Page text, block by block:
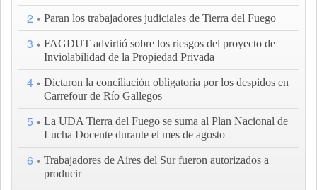
2 Paran los trabajadores judiciales de Tierra del Fuego
3
FAGDUT advirtió sobre los riesgos del proyecto de
Inviolabilidad de la Propiedad Privada
4
Dictaron la conciliación obligatoria por los despidos en
Carrefour de Río Gallegos
5
La UDA Tierra del Fuego se suma al Plan Nacional de
Lucha Docente durante el mes de agosto
6
Trabajadores de Aires del Sur fueron autorizados a
producir